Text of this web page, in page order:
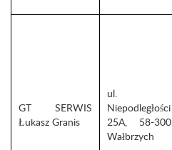
GT SERWIS
Łukasz Granis
ul.
Niepodległości
25A, 58-300
Wałbrzych